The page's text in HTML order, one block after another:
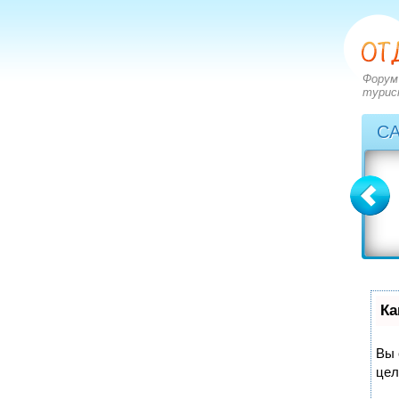
вопросов: 2828
Вы